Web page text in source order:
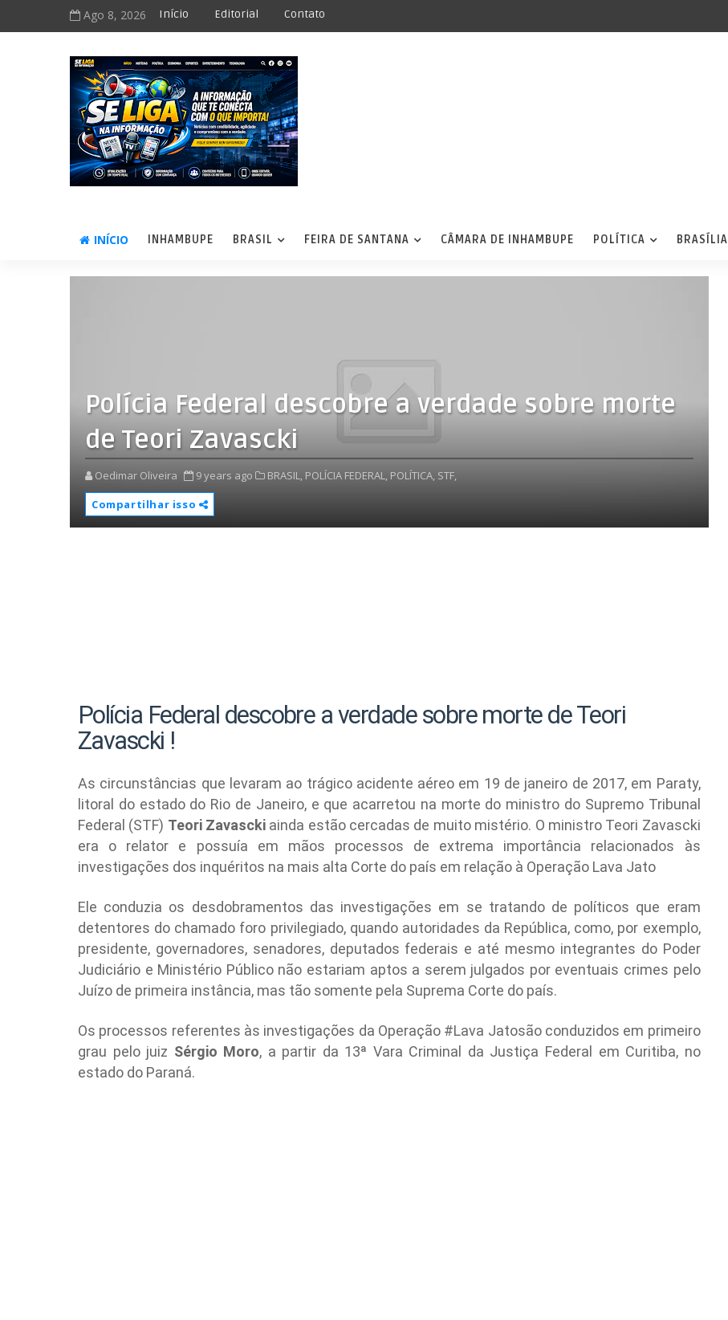
Ago 8, 2026 Início Editorial Contato
INÍCIO INHAMBUPE BRASIL FEIRA DE SANTANA CÂMARA DE INHAMBUPE POLÍTICA BRASÍLIA
Polícia Federal descobre a verdade sobre morte
de Teori Zavascki
Oedimar Oliveira 9 years ago BRASIL, POLÍCIA FEDERAL, POLÍTICA, STF,
Compartilhar isso
Polícia Federal descobre a verdade sobre morte de Teori
Zavascki !
As circunstâncias que levaram ao trágico acidente aéreo em 19 de janeiro de 2017, em Paraty,
litoral do estado do Rio de Janeiro, e que acarretou na morte do ministro do Supremo Tribunal
Federal (STF) Teori Zavascki ainda estão cercadas de muito mistério. O ministro Teori Zavascki
era o relator e possuía em mãos processos de extrema importância relacionados às
investigações dos inquéritos na mais alta Corte do país em relação à Operação Lava Jato
Ele conduzia os desdobramentos das investigações em se tratando de políticos que eram
detentores do chamado foro privilegiado, quando autoridades da República, como, por exemplo,
presidente, governadores, senadores, deputados federais e até mesmo integrantes do Poder
Judiciário e Ministério Público não estariam aptos a serem julgados por eventuais crimes pelo
Juízo de primeira instância, mas tão somente pela Suprema Corte do país.
Os processos referentes às investigações da Operação #Lava Jatosão conduzidos em primeiro
grau pelo juiz Sérgio Moro, a partir da 13ª Vara Criminal da Justiça Federal em Curitiba, no
estado do Paraná.